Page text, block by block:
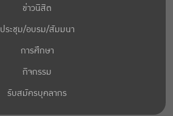
ข่าวนิสิต
ประชุม/อบรม/สัมมนา
การศึกษา
กิจกรรม
รับสมัครบุคลากร